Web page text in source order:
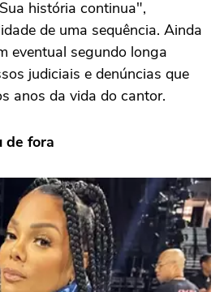
história continua",
de uma sequência. Ainda
eventual segundo longa
judiciais e denúncias que
anos da vida do cantor.
de fora